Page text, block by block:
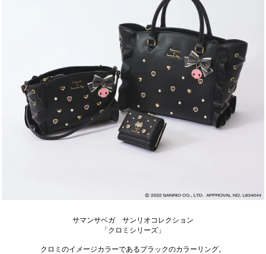
サマンサベガ サンリオコレクション
「クロミシリーズ」
クロミのイメージカラーであるブラックのカラーリング。